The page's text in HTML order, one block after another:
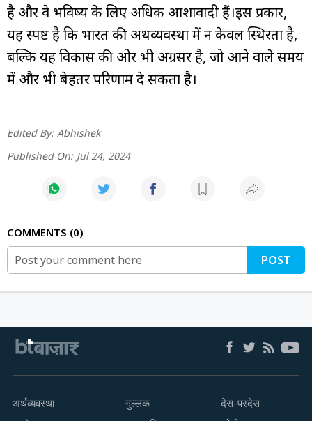
है और वे भविष्य के लिए अधिक आशावादी हैं।इस प्रकार,
यह स्पष्ट है कि भारत की अर्थव्यवस्था में न केवल स्थिरता है,
बल्कि यह विकास की ओर भी अग्रसर है, जो आने वाले समय
में और भी बेहतर परिणाम दे सकता है।
Edited By: Abhishek
Published On: Jul 24, 2024
COMMENTS 0
POST
अर्थव्यवस्था
गुल्लक
देस-परदेस